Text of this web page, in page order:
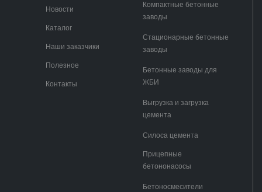
Новости
Каталог
Наши заказчики
Полезное
Контакты
Компактные бетонные
заводы
Стационарные бетонные
заводы
Бетонные заводы для
ЖБИ
Выгрузка и загрузка
цемента
Силоса цемента
Прицепные
бетононасосы
Бетоносмесители